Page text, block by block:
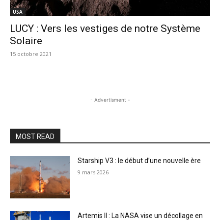
USA
LUCY : Vers les vestiges de notre Système
Solaire
15 octobre 2021
- Advertisment -
MOST READ
Starship V3 : le début d’une nouvelle ère
9 mars 2026
Artemis II : La NASA vise un décollage en